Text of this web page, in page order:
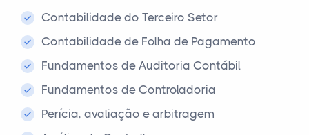
Contabilidade do Terceiro Setor
Contabilidade de Folha de Pagamento
Fundamentos de Auditoria Contábil
Fundamentos de Controladoria
Perícia, avaliação e arbitragem